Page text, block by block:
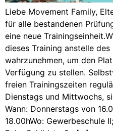
Liebe Movement Family,
für alle bestandenen
eine neue
dieses Training anstelle
wahrzunehmen, um den
Verfügung zu stellen.
freien Trainingszeiten
Dienstags und Mittwochs,
Wann: Donnerstags von
18.00hWo: Gewerbeschule